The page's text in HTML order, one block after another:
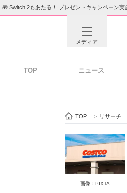
🎁 Switch 2もあたる！ プレゼントキャンペーン実
メディア
ビジネスと働
ITエンジニア向
TOP ニュース
TOP > リサーチ
画像：PIXTA